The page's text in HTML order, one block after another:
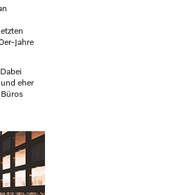
Jahre
eher
Büros